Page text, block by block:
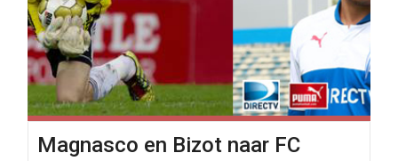
Magnasco en Bizot naar FC